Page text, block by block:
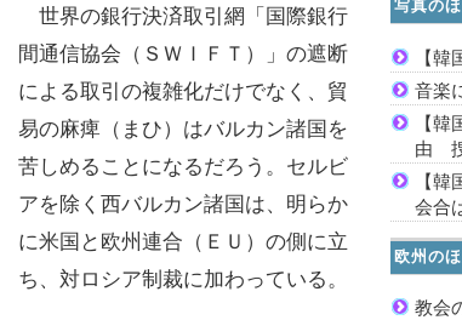
世界の銀行決済取引網「国際銀行
間通信協会（ＳＷＩＦＴ）」の遮断
による取引の複雑化だけでなく、貿
易の麻痺（まひ）はバルカン諸国を
苦しめることになるだろう。セルビ
アを除く西バルカン諸国は、明らか
に米国と欧州連合（ＥＵ）の側に立
ち、対ロシア制裁に加わっている。
写真の
【
音楽
【
由
【
会合
欧州の
教会